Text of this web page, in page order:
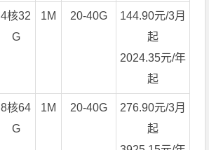
4核32
G
1M 20-40G
144.90元/3月
起
2024.35元/年
起
8核64
G
1M 20-40G
276.90元/3月
起